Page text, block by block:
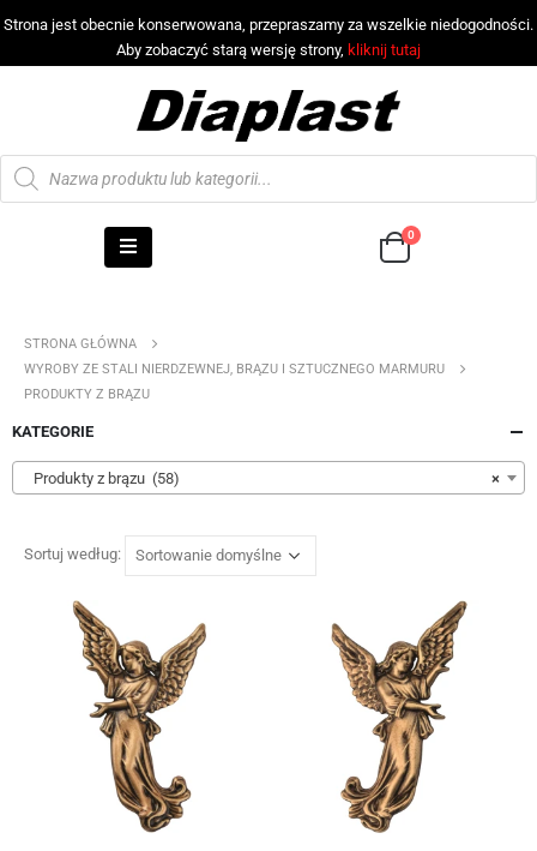
Strona jest obecnie konserwowana, przepraszamy za wszelkie niedogodności.
Aby zobaczyć starą wersję strony, kliknij tutaj
0
STRONA GŁÓWNA
WYROBY ZE STALI NIERDZEWNEJ, BRĄZU I SZTUCZNEGO MARMURU
PRODUKTY Z BRĄZU
KATEGORIE
×
Produkty z brązu (58)
Sortuj według: